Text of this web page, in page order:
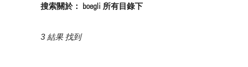
搜索關於： boegli 所有目錄下
3 結果 找到